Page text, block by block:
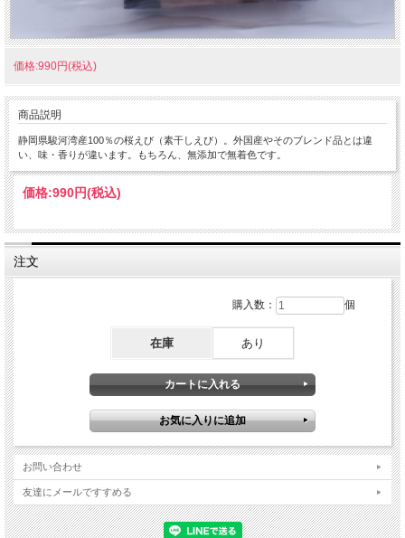
価格:990円(税込)
商品説明
静岡県駿河湾産100％の桜えび（素干しえび）。外国産やそのブレンド品とは違
い、味・香りが違います。もちろん、無添加で無着色です。
価格:990円(税込)
注文
購入数： 個
在庫 あり
お問い合わせ
友達にメールですすめる